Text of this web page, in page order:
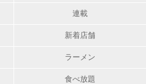
連載
新着店舗
ラーメン
食べ放題